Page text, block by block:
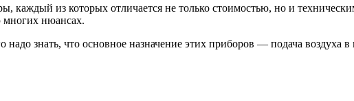
каждый из которых отличается не только стоимостью, но и
многих нюансах.
знать, что основное назначение этих приборов — подача воздуха в